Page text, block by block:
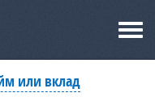
или вклад